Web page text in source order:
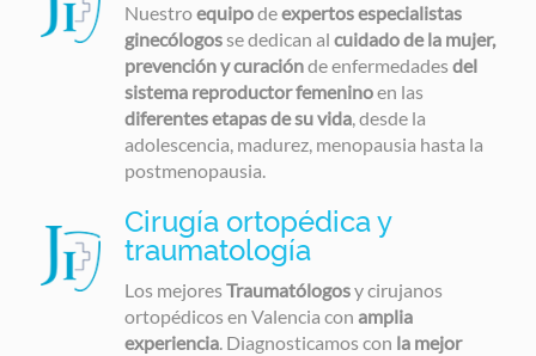
Nuestroequipodeexpertos especialistas
ginecólogosse dedican al cuidado de la mujer,
prevención y curaciónde enfermedadesdel
sistema reproductor femeninoen las
diferentes etapas de su vida, desde la
adolescencia, madurez, menopausia hasta la
postmenopausia.
Cirugía ortopédica y
traumatología
Los mejoresTraumatólogosy cirujanos
ortopédicos en Valencia con amplia
experiencia. Diagnosticamos con la mejor